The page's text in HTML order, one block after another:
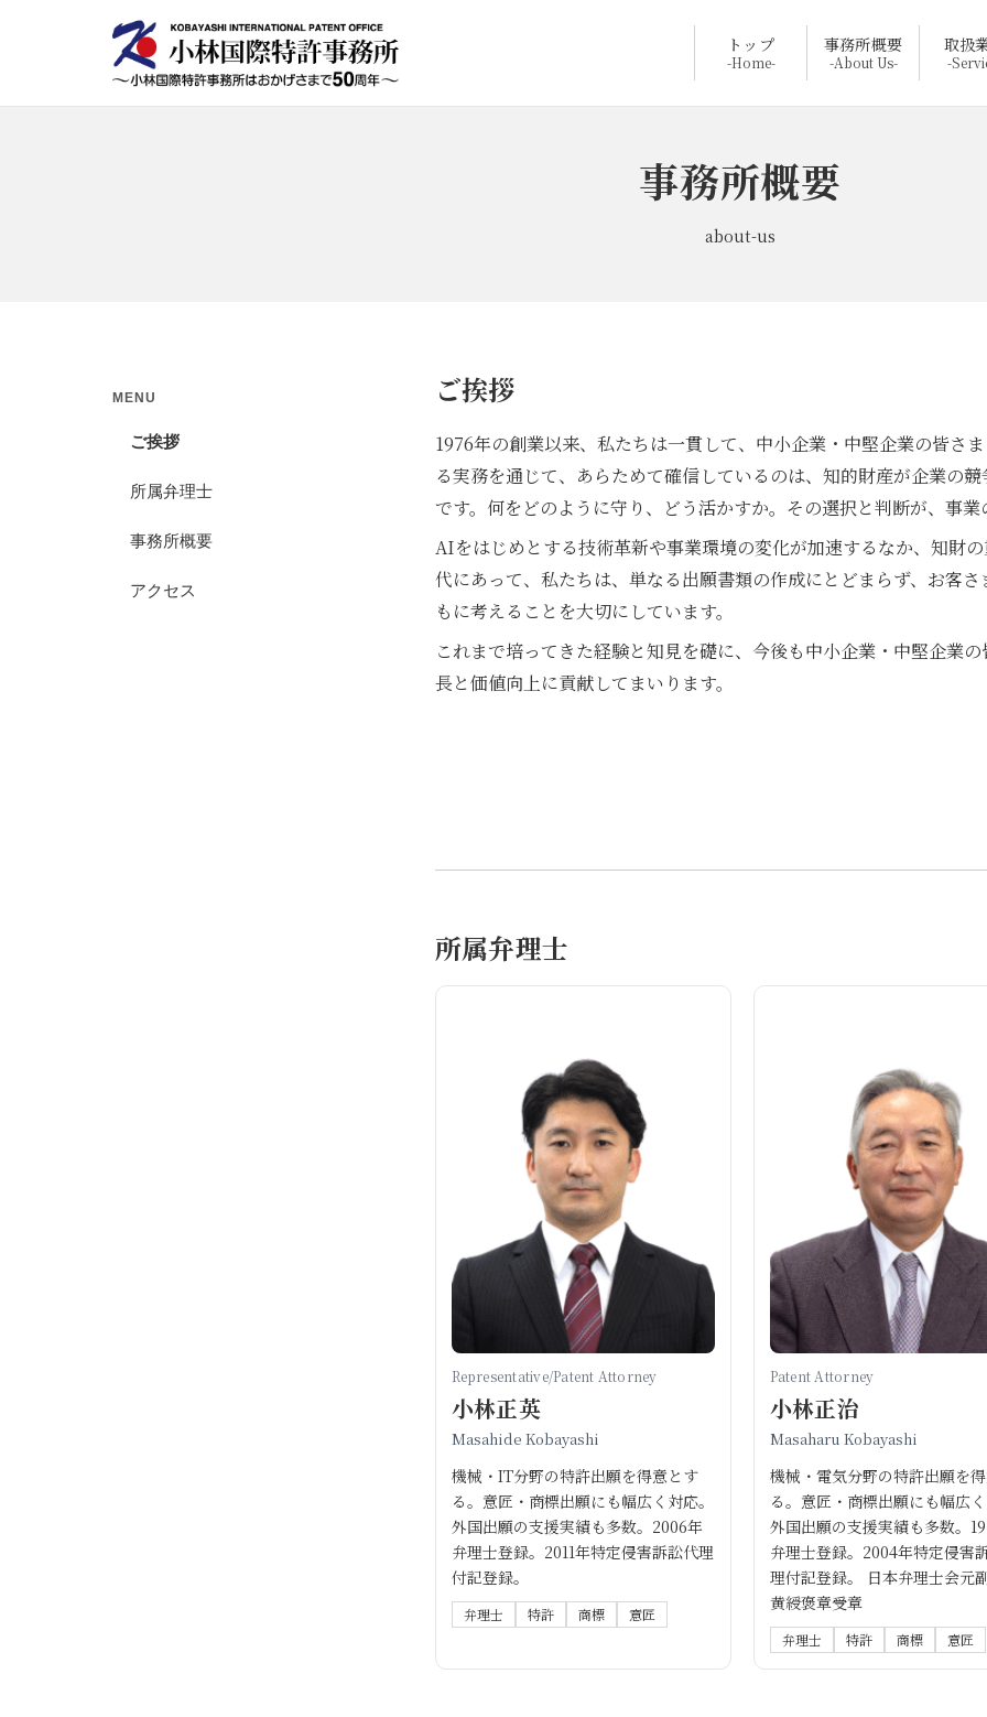
トップ
-Home-
事務所概要
-About Us-
取扱
-
事務所概要
about-us
MENU
ご挨拶
所属弁理士
事務所概要
アクセス
ご挨拶
1976年の創業以来、私たちは一貫して、中小企業・中堅企業の皆さ
る実務を通じて、あらためて確信しているのは、知的財産が企業の
です。何をどのように守り、どう活かすか。その選択と判断が、事
AIをはじめとする技術革新や事業環境の変化が加速するなか、知財
代にあって、私たちは、単なる出願書類の作成にとどまらず、お客
もに考えることを大切にしています。
これまで培ってきた経験と知見を礎に、今後も中小企業・中堅企業
長と価値向上に貢献してまいります。
所属弁理士
Representative/Patent Attorney
小林正英
Masahide Kobayashi
機械・IT分野の特許出願を得意とす
る。意匠・商標出願にも幅広く対応。
外国出願の支援実績も多数。2006年
弁理士登録。2011年特定侵害訴訟代理
付記登録。
弁理士 特許 商標 意匠
Patent Attorney
小林正治
Masaharu Kobayashi
機械・電気分野の特許出願を
る。意匠・商標出願にも幅広
外国出願の支援実績も多数。
弁理士登録。2004年特定侵害
理付記登録。 日本弁理士会元
黄綬褒章受章
弁理士 特許 商標 意匠